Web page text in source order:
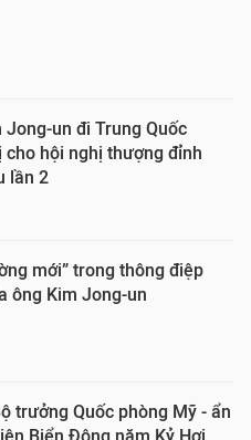
Jong-un đi Trung Quốc
cho hội nghị thượng đỉnh
lần 2
mới” trong thông điệp
ông Kim Jong-un
trưởng Quốc phòng Mỹ - ẩn